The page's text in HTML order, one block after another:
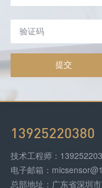
提交
13925220380
技术工程师：
电子邮箱：
总部地址：广东省深圳